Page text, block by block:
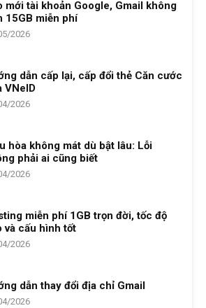
mới tài khoản Google, Gmail không
15GB miễn phí
2026
dẫn cấp lại, cấp đổi thẻ Căn cước
VNeID
2026
hòa không mát dù bật lâu: Lỗi
phải ai cũng biết
2026
miễn phí 1GB trọn đời, tốc độ
và cấu hình tốt
2026
dẫn thay đổi địa chỉ Gmail
2026